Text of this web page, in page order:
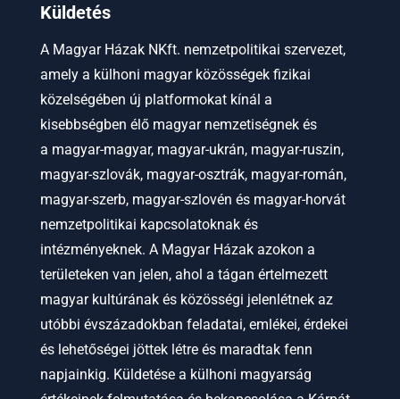
Küldetés
A Magyar Házak NKft. nemzetpolitikai szervezet,
amely a külhoni magyar közösségek fizikai
közelségében új platformokat kínál a
kisebbségben élő magyar nemzetiségnek és
a magyar-magyar, magyar-ukrán, magyar-ruszin,
magyar-szlovák, magyar-osztrák, magyar-román,
magyar-szerb, magyar-szlovén és magyar-horvát
nemzetpolitikai kapcsolatoknak és
intézményeknek. A Magyar Házak azokon a
területeken van jelen, ahol a tágan értelmezett
magyar kultúrának és közösségi jelenlétnek az
utóbbi évszázadokban feladatai, emlékei, érdekei
és lehetőségei jöttek létre és maradtak fenn
napjainkig. Küldetése a külhoni magyarság